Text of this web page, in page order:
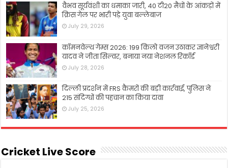
वैभव सूर्यवंशी का धमाका जारी, 40 टी20 मैचों के आंकड़ों में
क्रिस गेल पर भारी पड़े युवा बल्लेबाज
July 29, 2026
कॉमनवेल्थ गेम्स 2026: 199 किलो वजन उठाकर ज्ञानेश्वरी
यादव ने जीता सिल्वर, बनाया नया नेशनल रिकॉर्ड
July 28, 2026
दिल्ली प्रदर्शन में FRS कैमरों की बड़ी कार्रवाई, पुलिस ने
215 संदिग्धों की पहचान का किया दावा
July 25, 2026
Cricket Live Score